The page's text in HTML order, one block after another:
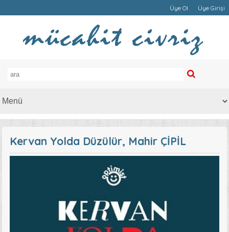
Üye Ol Üye Girişi
Kervan Yolda Düzülür, Mahir ÇİPİL